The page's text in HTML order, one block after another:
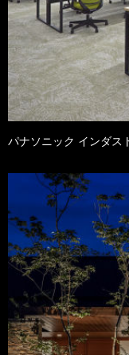
パナソニック インダス